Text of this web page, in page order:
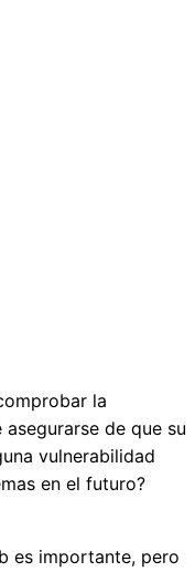
la
de que su
vulnerabilidad
en el futuro?
es importante, pero